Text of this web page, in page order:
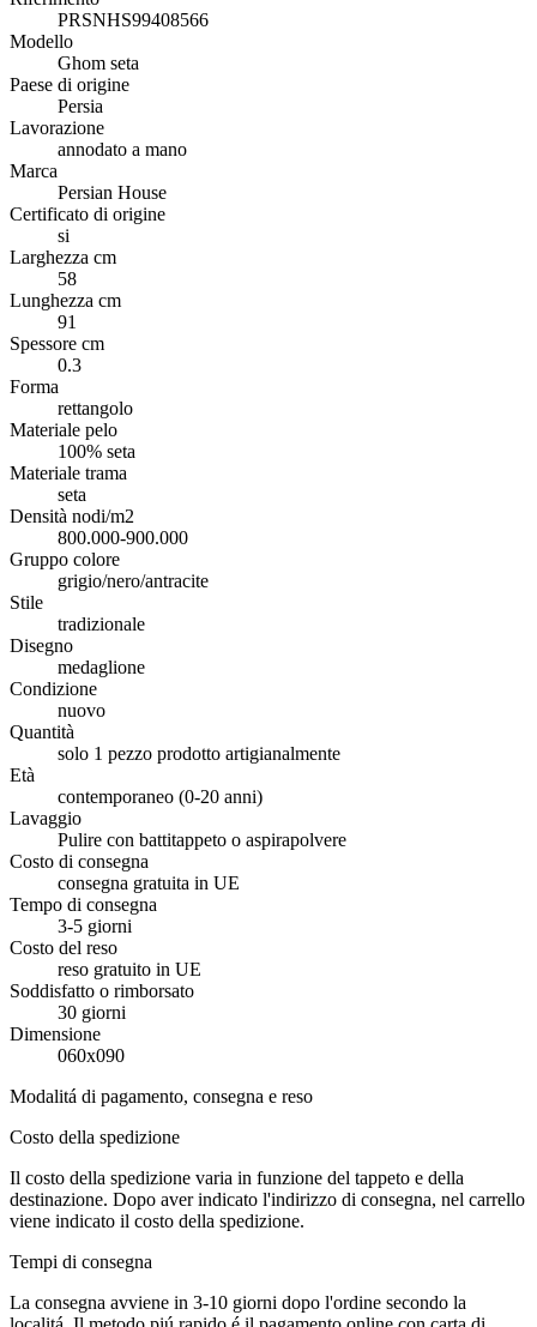
PRSNHS99408566
Modello
Ghom seta
Paese di origine
Persia
Lavorazione
annodato a mano
Marca
Persian House
Certificato di origine
si
Larghezza cm
58
Lunghezza cm
91
Spessore cm
0.3
Forma
rettangolo
Materiale pelo
100% seta
Materiale trama
seta
Densità nodi/m2
800.000-900.000
Gruppo colore
grigio/nero/antracite
Stile
tradizionale
Disegno
medaglione
Condizione
nuovo
Quantità
solo 1 pezzo prodotto artigianalmente
Età
contemporaneo (0-20 anni)
Lavaggio
Pulire con battitappeto o aspirapolvere
Costo di consegna
consegna gratuita in UE
Tempo di consegna
3-5 giorni
Costo del reso
reso gratuito in UE
Soddisfatto o rimborsato
30 giorni
Dimensione
060x090
Modalitá di pagamento, consegna e reso
Costo della spedizione
Il costo della spedizione varia in funzione del tappeto e della
destinazione. Dopo aver indicato l'indirizzo di consegna, nel carrello
viene indicato il costo della spedizione.
Tempi di consegna
La consegna avviene in 3-10 giorni dopo l'ordine secondo la